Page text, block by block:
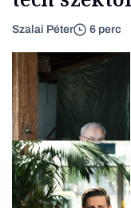
Szalai Péter 6 perc